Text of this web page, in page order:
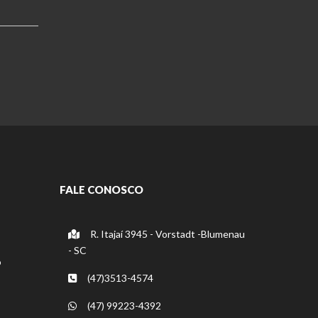
FALE CONOSCO
R. Itajaí 3945 - Vorstadt -Blumenau
- SC
(47)3513-4574
(47) 99223-4392